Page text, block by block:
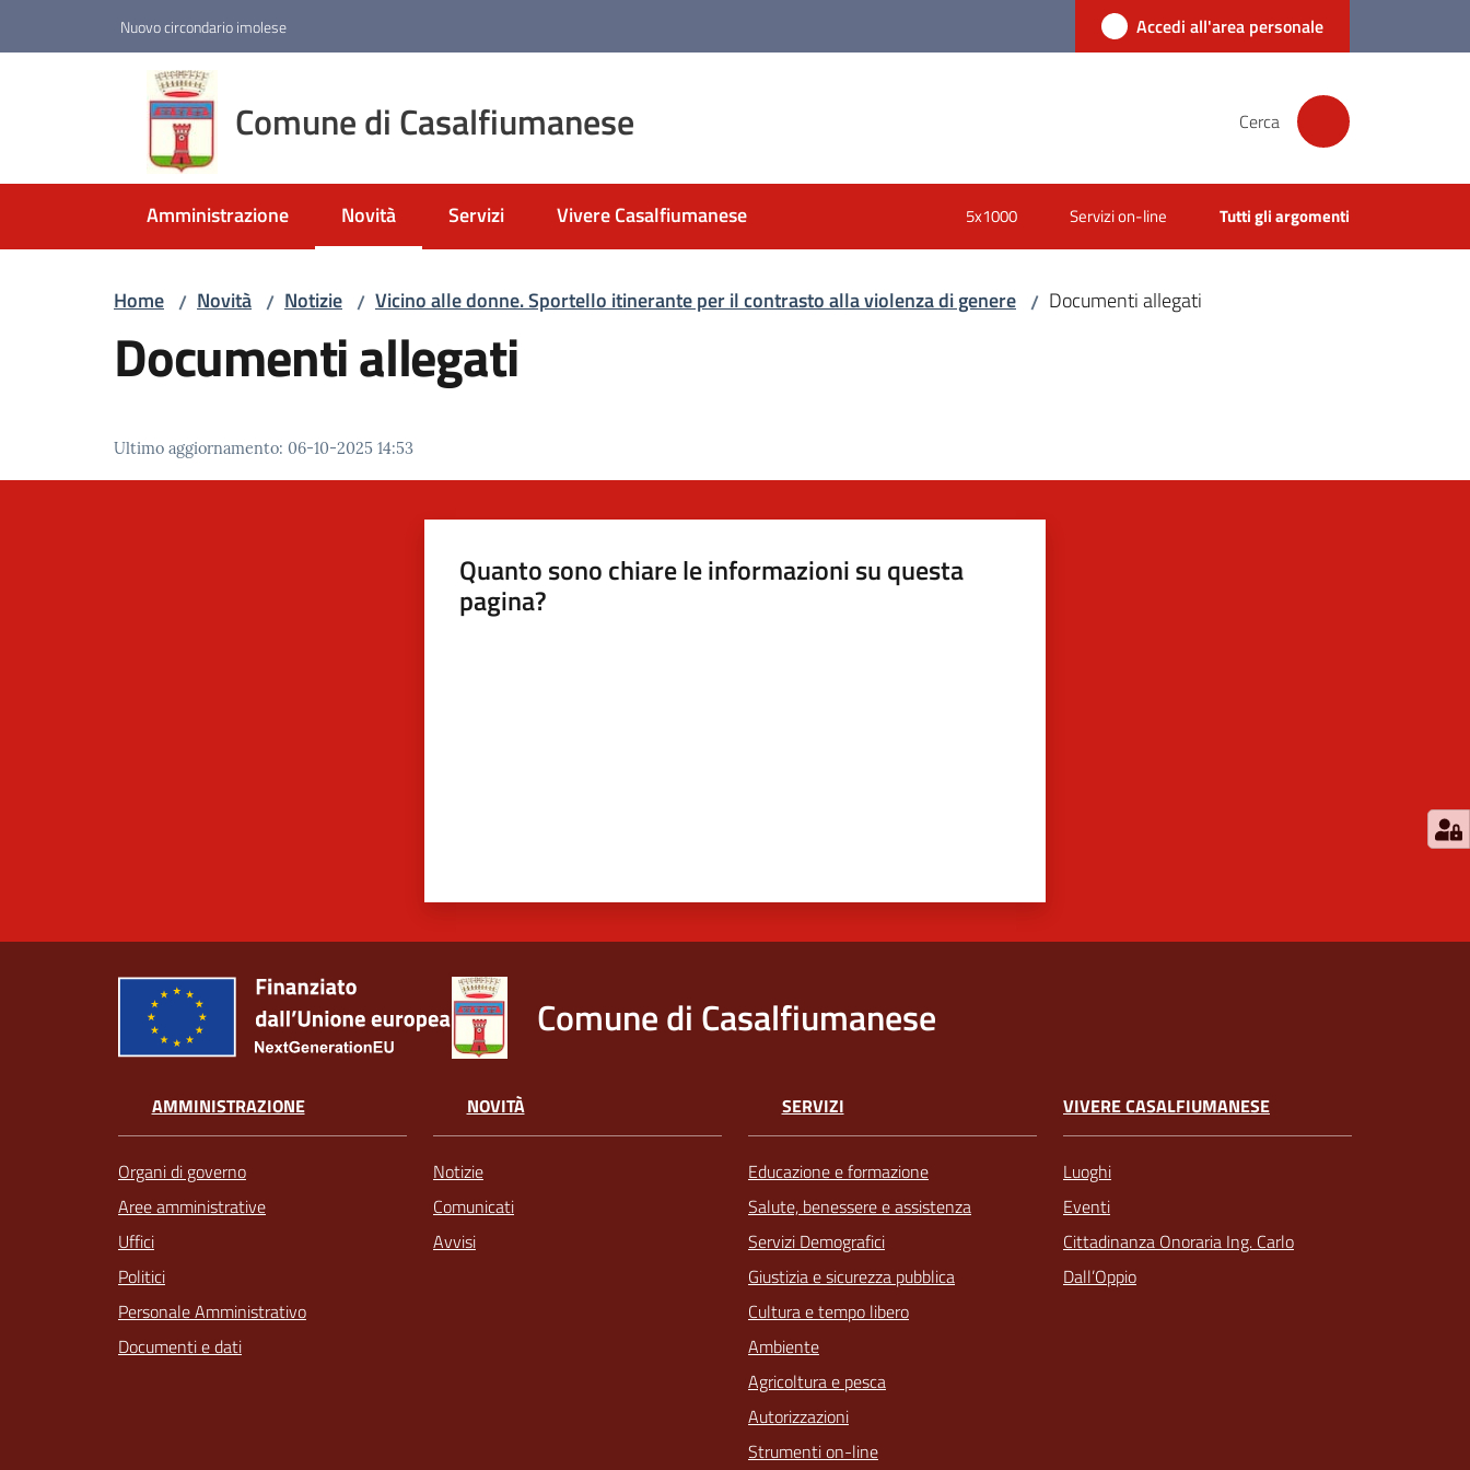
Nuovo circondario imolese Accedi all'area personale
Comune di Casalfiumanese Cerca
Amministrazione Novità
Menu selezionato
Servizi Vivere Casalfiumanese 5x1000 Servizi on-line Tutti gli argomenti
Home / Novità / Notizie / Vicino alle donne. Sportello itinerante per il contrasto alla violenza di genere / Documenti allegati
Documenti allegati
Ultimo aggiornamento: 06-10-2025 14:53
Quanto sono chiare le informazioni su questa
pagina?
Comune di Casalfiumanese
AMMINISTRAZIONE
Organi di governo
Aree amministrative
Uffici
Politici
Personale Amministrativo
Documenti e dati
NOVITÀ
Notizie
Comunicati
Avvisi
SERVIZI
Educazione e formazione
Salute, benessere e assistenza
Servizi Demografici
Giustizia e sicurezza pubblica
Cultura e tempo libero
Ambiente
Agricoltura e pesca
Autorizzazioni
Strumenti on-line
VIVERE CASALFIUMANESE
Luoghi
Eventi
Cittadinanza Onoraria Ing. Carlo
Dall’Oppio